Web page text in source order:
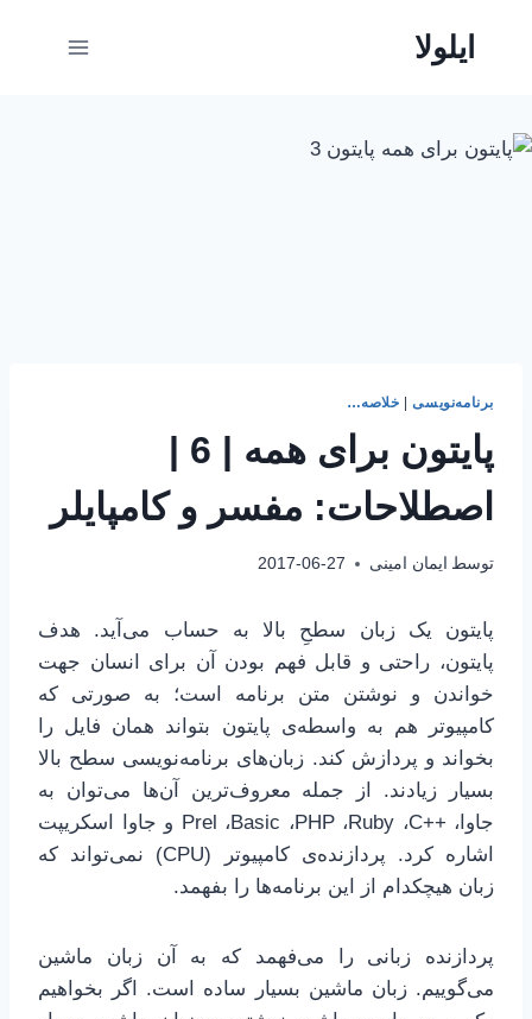
ایلولا
برنامه‌نویسی| خلاصه…
پایتون برای همه | 6 |
اصطلاحات: مفسر و کامپایلر
توسط ایمان امینی 2017-06-27
پایتون یک زبان سطحِ بالا به حساب می‌آید. هدف
پایتون، راحتی و قابل فهم بودن آن برای انسان جهت
خواندن و نوشتن متن برنامه است؛ به صورتی که
کامپیوتر هم به واسطه‌ی پایتون بتواند همان فایل را
بخواند و پردازش کند. زبان‌های برنامه‌نویسی سطح بالا
بسیار زیادند. از جمله معروف‌ترین آن‌ها می‌توان به
جاوا، C++‎،‏ Ruby، ‏PHP‏، Basic‏، Prel و جاوا اسکریپت
اشاره کرد. پردازنده‌ی کامپیوتر (CPU) نمی‌تواند که
زبان هیچکدام از این برنامه‌ها را بفهمد.
پردازنده زبانی را می‌فهمد که به آن زبان ماشین
می‌گوییم. زبان ماشین بسیار ساده است. اگر بخواهیم